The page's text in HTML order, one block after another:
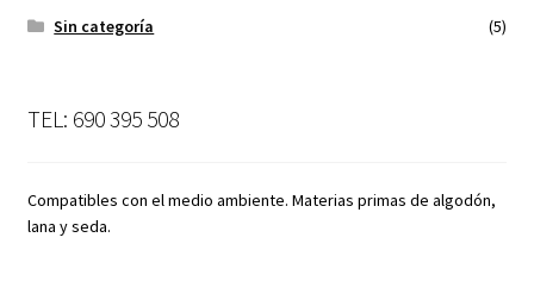
Sin categoría
(5)
TEL: 690 395 508
Compatibles con el medio ambiente. Materias primas de algodón,
lana y seda.